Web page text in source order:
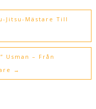
Jitsu-Mästare Till
Usman – Från
→